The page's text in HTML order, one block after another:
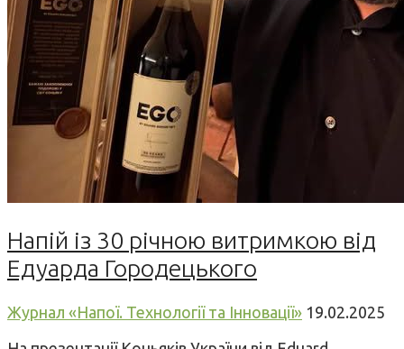
Напій із 30 річною витримкою від
Едуарда Городецького
Журнал «Напої. Технології та Інновації» 19.02.2025